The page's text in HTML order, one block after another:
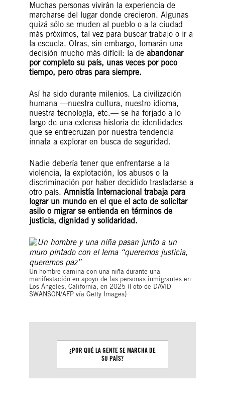
Muchas personas vivirán la experiencia de
marcharse del lugar donde crecieron. Algunas
quizá sólo se muden al pueblo o a la ciudad
más próximos, tal vez para buscar trabajo o ir a
la escuela. Otras, sin embargo, tomarán una
decisión mucho más difícil: la de abandonar
por completo su país, unas veces por poco
tiempo, pero otras para siempre.
Así ha sido durante milenios. La civilización
humana —nuestra cultura, nuestro idioma,
nuestra tecnología, etc.— se ha forjado a lo
largo de una extensa historia de identidades
que se entrecruzan por nuestra tendencia
innata a explorar en busca de seguridad.
Nadie debería tener que enfrentarse a la
violencia, la explotación, los abusos o la
discriminación por haber decidido trasladarse a
otro país. Amnistía Internacional trabaja para
lograr un mundo en el que el acto de solicitar
asilo o migrar se entienda en términos de
justicia, dignidad y solidaridad.
Un hombre camina con una niña durante una
manifestación en apoyo de las personas inmigrantes en
Los Ángeles, California, en 2025 (Foto de DAVID
SWANSON/AFP vía Getty Images)
¿POR QUÉ LA GENTE SE MARCHA DE
SU PAÍS?